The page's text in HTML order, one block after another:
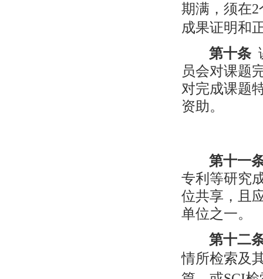
期满，须在2
成果证明和
第十条
员会对课题
对完成课题
资助。
第十一
专利等研究
位共享，且
单位之一。
第十二
情所检索及